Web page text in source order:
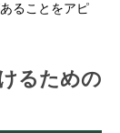
ることをアピ
るための